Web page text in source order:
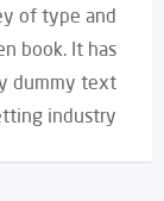
of type and
book. It has
dummy text
industry